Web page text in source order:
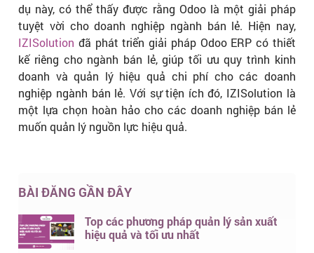
dụ này, có thể thấy được rằng Odoo là một giải pháp
tuyệt vời cho doanh nghiệp ngành bán lẻ. Hiện nay,
IZISolution đã phát triển giải pháp Odoo ERP có thiết
kế riêng cho ngành bán lẻ, giúp tối ưu quy trình kinh
doanh và quản lý hiệu quả chi phí cho các doanh
nghiệp ngành bán lẻ. Với sự tiện ích đó, IZISolution là
một lựa chọn hoàn hảo cho các doanh nghiệp bán lẻ
muốn quản lý nguồn lực hiệu quả.
BÀI ĐĂNG GẦN ĐÂY
Top các phương pháp quản lý sản xuất
hiệu quả và tối ưu nhất